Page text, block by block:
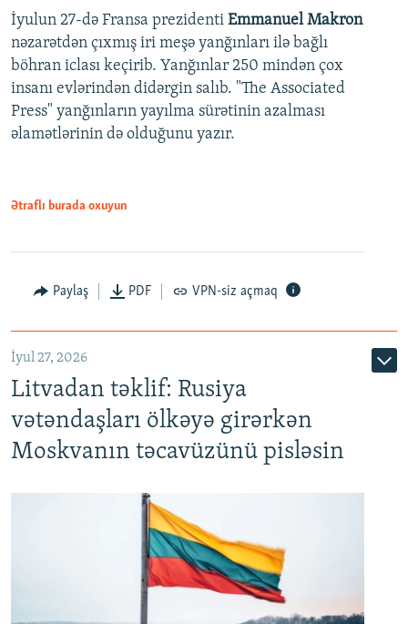
İyulun 27-də Fransa prezidenti Emmanuel Makron
nəzarətdən çıxmış iri meşə yanğınları ilə bağlı
böhran iclası keçirib. Yanğınlar 250 mindən çox
insanı evlərindən didərgin salıb. "The Associated
Press" yanğınların yayılma sürətinin azalması
əlamətlərinin də olduğunu yazır.
Ətraflı burada oxuyun
Paylaş PDF VPN-siz açmaq
İyul 27, 2026
Litvadan təklif: Rusiya
vətəndaşları ölkəyə girərkən
Moskvanın təcavüzünü pisləsin